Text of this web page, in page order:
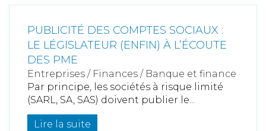
PUBLICITÉ DES COMPTES SOCIAUX :
LE LÉGISLATEUR (ENFIN) À L’ÉCOUTE
DES PME
Entreprises / Finances / Banque et finance
Par principe, les sociétés à risque limité
(SARL, SA, SAS) doivent publier le...
Lire la suite